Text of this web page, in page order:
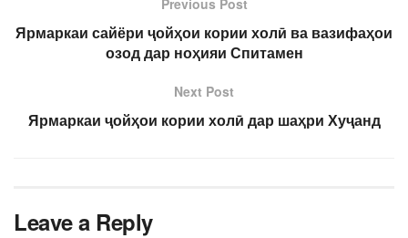
Ярмаркаи сайёри ҷойҳои кории холӣ ва вазифаҳои
озод дар ноҳияи Спитамен
Next Post
Ярмаркаи ҷойҳои кории холӣ дар шаҳри Хуҷанд
Leave a Reply